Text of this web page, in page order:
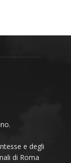
e degli
di Roma